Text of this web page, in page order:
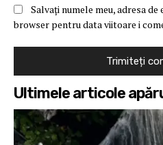
Salvați numele meu, adresa
browser pentru data viitoare i
Ultimele articole